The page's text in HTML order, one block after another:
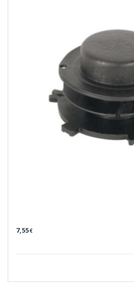
7,55€